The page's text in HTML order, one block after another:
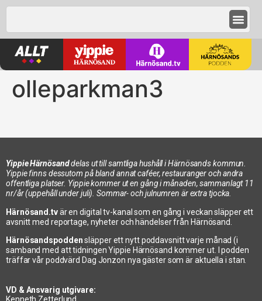
olleparkman3
Yippie Härnösanddelas ut till samtliga hushåll i Härnösands kommun.
Yippie finns dessutom på bland annat caféer, restauranger och andra
offentliga platser. Yippie kommer ut en gång i månaden, sammanlagt 11
nr/år (uppehåll under juli). Sommar- och julnumren är extra tjocka.
Härnösand.tvär en digital tv-kanal som en gång i veckan släpper ett
avsnitt med reportage, nyheter och händelser från Härnösand.
Härnösandspoddensläpper ett nytt poddavsnitt varje månad (i
samband med att tidningen Yippie Härnösand kommer ut. I podden
träffar vår poddvärd Dag Jonzon nya gäster som är aktuella i stan.
VD & Ansvarig utgivare: